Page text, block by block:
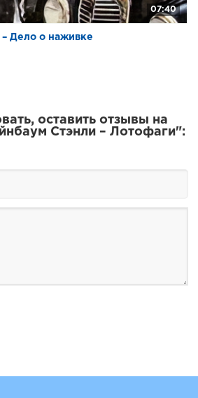
07:40
– Дело о наживке
оставить отзывы на
Стэнли – Лотофаги":